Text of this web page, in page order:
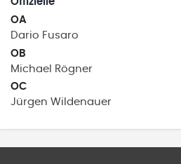
OA
Dario Fusaro
OB
Michael
Rögner
OC
Jürgen Wildenauer